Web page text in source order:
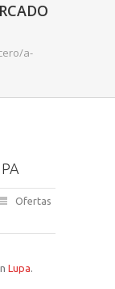
a-
Ofertas
Lupa.